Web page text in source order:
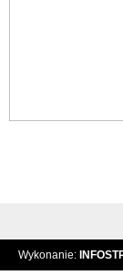
Wykonanie: